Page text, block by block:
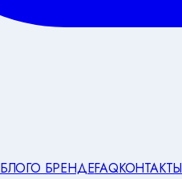
БЛОГО БРЕНДЕFAQКОНТАКТЫ